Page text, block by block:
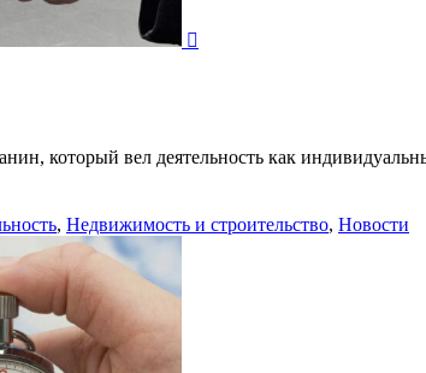

который вел деятельность как
, Недвижимость и строительство, Новости